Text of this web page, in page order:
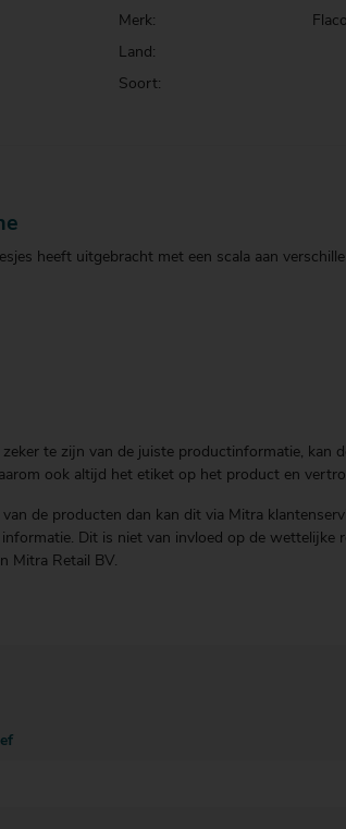
Merk:
Land:
Soort:
heeft uitgebracht met een scala aan
te zijn van de juiste productinformatie,
ook altijd het etiket op het product en
de producten dan kan dit via Mitra
Dit is niet van invloed op de
Mitra Retail BV.